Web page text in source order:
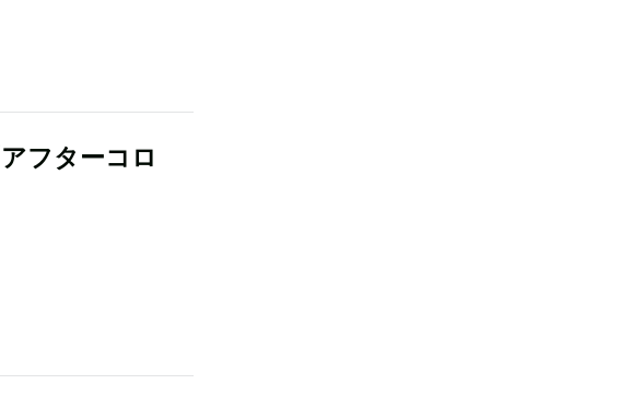
フターコロ